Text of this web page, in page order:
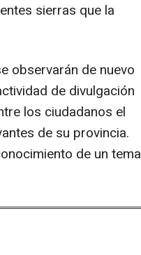
sierras que la
observarán de nuevo
de divulgación
los ciudadanos el
de su provincia.
de un tema